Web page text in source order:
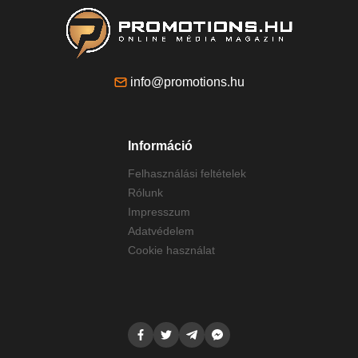
info@promotions.hu
Információ
Felhasználási feltételek
Rólunk
Impresszum
Adatvédelem
Cookie használat